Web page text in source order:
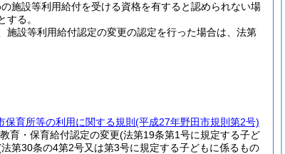
施設等利用給付を受ける資格を有すると認められない場
る。
設等利用給付認定の変更の認定を行った場合は、法第
保育所等の利用に関する規則 (平成27年野田市規則第2号)
育・保育給付認定の変更(法第19条第1号に規定する子ど
第30条の4第2号又は第3号に規定する子どもに係るもの